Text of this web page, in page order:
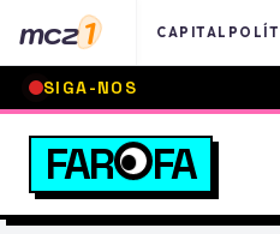
mcz1 CAPITAL
SIGA-NOS
FAR FA